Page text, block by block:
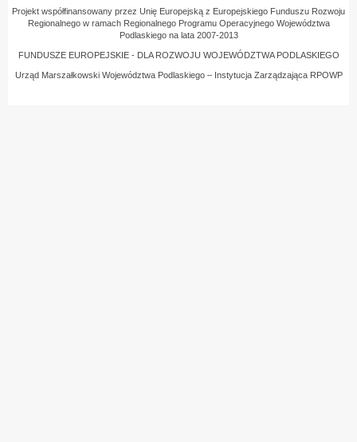
Projekt współfinansowany przez Unię Europejską z Europejskiego Funduszu Rozwoju
Regionalnego w ramach Regionalnego Programu Operacyjnego Województwa
Podlaskiego na lata 2007-2013
FUNDUSZE EUROPEJSKIE - DLA ROZWOJU WOJEWÓDZTWA PODLASKIEGO
Urząd Marszałkowski Województwa Podlaskiego – Instytucja Zarządzająca RPOWP